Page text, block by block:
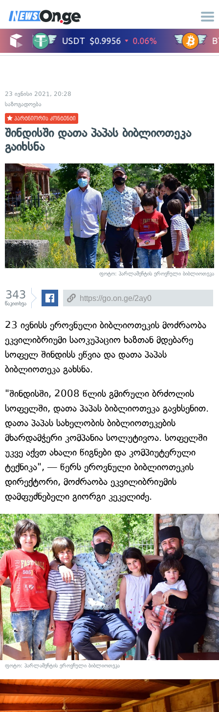
23 ივნისი 2021, 20:28
საზოგადოება
პარტნიორის კონტენტი
შინდისში დათა პაპას ბიბლიოთეკა
გაიხსნა
ფოტო: პარლამენტის ეროვნული ბიბლიოთეკა
343
წაკითხვა
23 ივნისს ეროვნული ბიბლიოთეკის მოძრაობა
ეკვილიბრიუმი საოკუპაციო ხაზთან მდებარე
სოფელ შინდისს ეწვია და დათა პაპას
ბიბლიოთეკა გახსნა.
"შინდისში, 2008 წლის გმირული ბრძოლის
სოფელში, დათა პაპას ბიბლიოთეკა გავხსენით.
დათა პაპას სახელობის ბიბლიოთეკების
მხარდამჭერი კომპანია სოლუტივოა. სოფელში
უკვე აქვთ ახალი წიგნები და კომპიუტერული
ტექნიკა", — წერს ეროვნული ბიბლიოთეკის
დირექტორი, მოძრაობა ეკვილიბრიუმის
დამფუძნებელი გიორგი კეკელიძე.
ფოტო: პარლამენტის ეროვნული ბიბლიოთეკა